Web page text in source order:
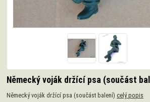
Německý voják držící psa (součást
Německý voják držící psa (součást balení) celý popis